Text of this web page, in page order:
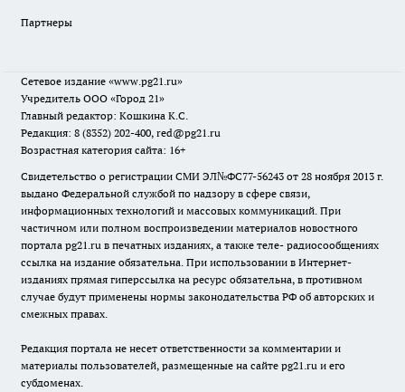
Партнеры
Сетевое издание «www.pg21.ru»
Учредитель ООО «Город 21»
Главный редактор: Кошкина К.С.
Редакция: 8 (8352) 202-400, red@pg21.ru
Возрастная категория сайта: 16+
Свидетельство о регистрации СМИ ЭЛ№ФС77-56243 от 28 ноября 2013 г.
выдано Федеральной службой по надзору в сфере связи,
информационных технологий и массовых коммуникаций. При
частичном или полном воспроизведении материалов новостного
портала pg21.ru в печатных изданиях, а также теле- радиосообщениях
ссылка на издание обязательна. При использовании в Интернет-
изданиях прямая гиперссылка на ресурс обязательна, в противном
случае будут применены нормы законодательства РФ об авторских и
смежных правах.
Редакция портала не несет ответственности за комментарии и
материалы пользователей, размещенные на сайте pg21.ru и его
субдоменах.